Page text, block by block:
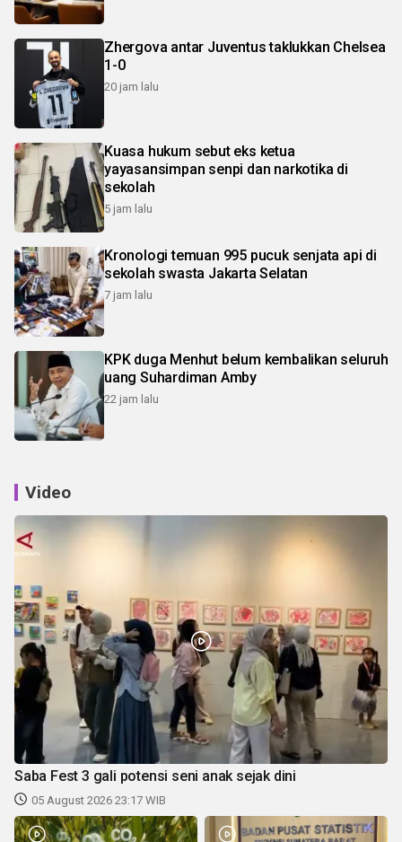
Zhergova antar Juventus taklukkan Chelsea
1-0
20 jam lalu
Kuasa hukum sebut eks ketua
yayasansimpan senpi dan narkotika di
sekolah
5 jam lalu
Kronologi temuan 995 pucuk senjata api di
sekolah swasta Jakarta Selatan
7 jam lalu
KPK duga Menhut belum kembalikan seluruh
uang Suhardiman Amby
22 jam lalu
Video
Saba Fest 3 gali potensi seni anak sejak dini
05 August 2026 23:17 WIB